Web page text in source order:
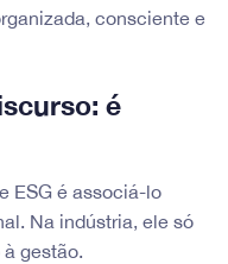
consciente e
é
ESG é associá-lo
Na indústria, ele só
gestão.